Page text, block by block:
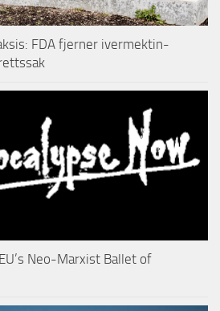
FDA fjerner ivermektin-
Neo-Marxist Ballet of